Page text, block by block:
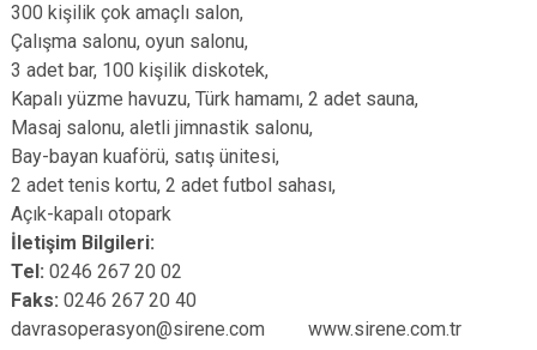
300 kişilik çok amaçlı salon,
Çalışma salonu, oyun salonu,
3 adet bar, 100 kişilik diskotek,
Kapalı yüzme havuzu, Türk hamamı, 2 adet sauna,
Masaj salonu, aletli jimnastik salonu,
Bay-bayan kuaförü, satış ünitesi,
2 adet tenis kortu, 2 adet futbol sahası,
Açık-kapalı otopark
İletişim Bilgileri:
Tel: 0246 267 20 02
Faks: 0246 267 20 40
davrasoperasyon@sirene.com www.sirene.com.tr